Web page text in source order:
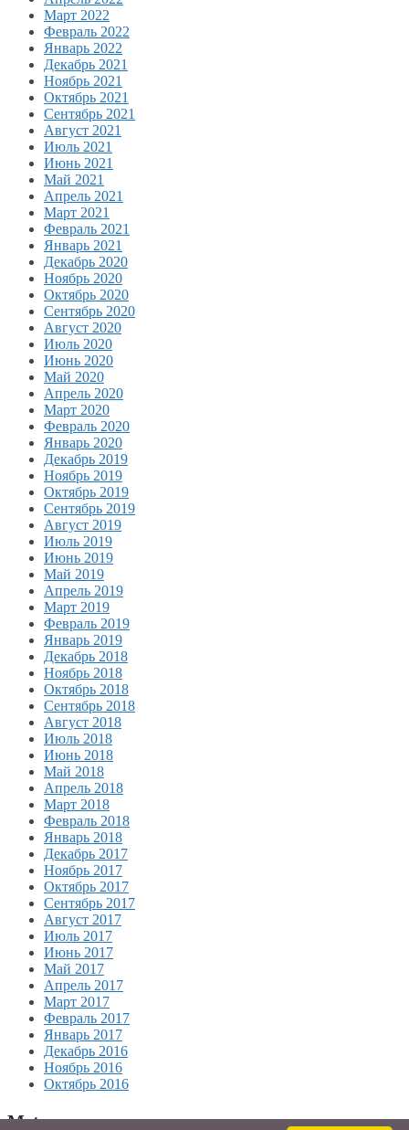
Март 2022
Февраль 2022
Январь 2022
Декабрь 2021
Ноябрь 2021
Октябрь 2021
Сентябрь 2021
Август 2021
Июль 2021
Июнь 2021
Май 2021
Апрель 2021
Март 2021
Февраль 2021
Январь 2021
Декабрь 2020
Ноябрь 2020
Октябрь 2020
Сентябрь 2020
Август 2020
Июль 2020
Июнь 2020
Май 2020
Апрель 2020
Март 2020
Февраль 2020
Январь 2020
Декабрь 2019
Ноябрь 2019
Октябрь 2019
Сентябрь 2019
Август 2019
Июль 2019
Июнь 2019
Май 2019
Апрель 2019
Март 2019
Февраль 2019
Январь 2019
Декабрь 2018
Ноябрь 2018
Октябрь 2018
Сентябрь 2018
Август 2018
Июль 2018
Июнь 2018
Май 2018
Апрель 2018
Март 2018
Февраль 2018
Январь 2018
Декабрь 2017
Ноябрь 2017
Октябрь 2017
Сентябрь 2017
Август 2017
Июль 2017
Июнь 2017
Май 2017
Апрель 2017
Март 2017
Февраль 2017
Январь 2017
Декабрь 2016
Ноябрь 2016
Октябрь 2016
Meta